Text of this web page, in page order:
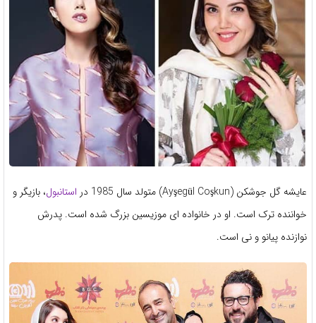
عایشه گل جوشکن (Ayşegül Coşkun) متولد سال 1985 در استانبول، بازیگر و
خواننده ترک است. او در خانواده ای موزیسین بزرگ شده است. پدرش
نوازنده پیانو و نی است.